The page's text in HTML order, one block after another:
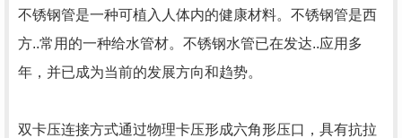
不锈钢管是一种可植入人体内的健康材料。不锈钢管是西
方..常用的一种给水管材。不锈钢水管已在发达..应用多
年，并已成为当前的发展方向和趋势。
双卡压连接方式通过物理卡压形成六角形压口，具有抗拉